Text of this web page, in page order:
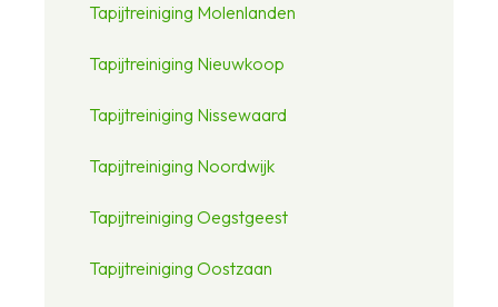
Tapijtreiniging Molenlanden
Tapijtreiniging Nieuwkoop
Tapijtreiniging Nissewaard
Tapijtreiniging Noordwijk
Tapijtreiniging Oegstgeest
Tapijtreiniging Oostzaan